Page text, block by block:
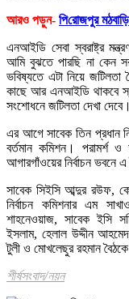
আরও পড়ুন- পি‌রোজপুর
এনআইডি সেবা স্বরাষ্ট্র
আমি বুঝতে পারছি না কেন
ভবিষ্যতে এটা নিয়ে জটিলতা
কাছে আর এনআইডি থাকবে
সংশোধনে জটিলতা দেখা দেবে।
এর আগে সাবেক তিন প্রধান
বর্তমান কমিশন। পরামর্শ ও
আগারগাঁওয়ের নির্বাচন ভবনে
সাবেক সিইসি আব্দুর রউফ,
নির্বাচন কমিশনার এম
শাহনেওয়াজ, সাবেক ইসি
ইসলাম, হেলাল উদ্দীন
টুলী ও মোখলেছুর রহমান
শীর্ষসংবাদ/নয়ন